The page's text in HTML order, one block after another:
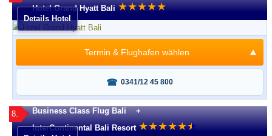
Hotel Grand Hyatt Bali ★★★★★
Details Hotel
0341/12 45 800
Termin & Flughafen wählen
8.
Business Class Flug Bali +
InterContinental Bali Resort ★★★★★★
★